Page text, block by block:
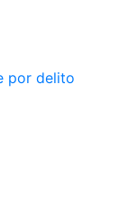
por delito